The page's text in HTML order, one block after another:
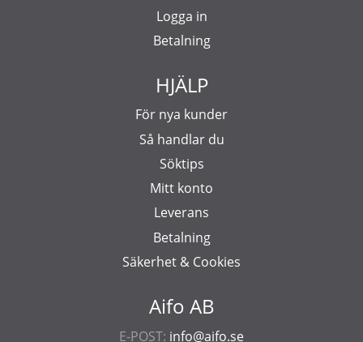
Aifo AB
E-POST: info@aifo.se
Logga in
Betalning
HJÄLP
För nya kunder
Så handlar du
Söktips
Mitt konto
Leverans
Betalning
Säkerhet & Cookies